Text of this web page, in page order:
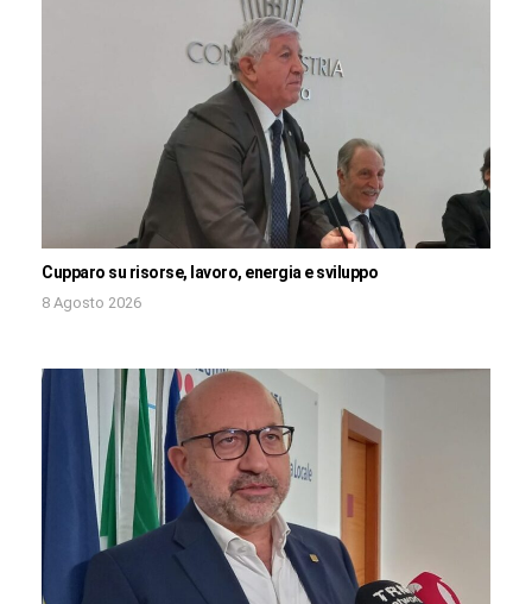
Cupparo su risorse, lavoro, energia e sviluppo
8 Agosto 2026